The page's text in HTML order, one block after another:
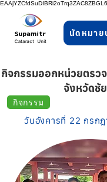
นัดหมาย
กิจกรรมออกหน่วยตรว
จังหวัดชั
กิจกรรม
วันอังคารที่ 22 กรก